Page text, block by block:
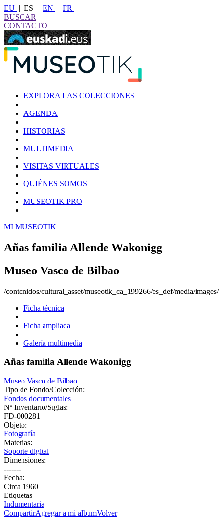
EU | ES | EN | FR
|
BUSCAR
CONTACTO
EXPLORA LAS COLECCIONES
|
AGENDA
|
HISTORIAS
|
MULTIMEDIA
|
VISITAS VIRTUALES
|
QUIÉNES SOMOS
|
MUSEOTIK PRO
|
MI MUSEOTIK
Añas familia Allende Wakonigg
Museo Vasco de Bilbao
/contenidos/cultural_asset/museotik_ca_199266/es_def/media/
Ficha técnica
|
Ficha ampliada
|
Galería multimedia
Añas familia Allende Wakonigg
Museo Vasco de Bilbao
Tipo de Fondo/Colección:
Fondos documentales
Nº Inventario/Siglas:
FD-000281
Objeto:
Fotografía
Materias:
Soporte digital
Dimensiones:
-------
Fecha:
Circa 1960
Etiquetas
Indumentaria
CompartirAgregar a mi albumVolver